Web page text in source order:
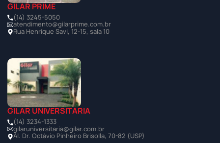
GILAR PRIME
(14) 3245-5050
atendimento@gilarprime.com.br
Rua Henrique Savi, 12-15, sala 10
GILAR UNIVERSITÁRIA
(14) 3234-1333
gilaruniversitaria@gilar.com.br
Al. Dr. Octávio Pinheiro Brisolla, 70-82 (USP)